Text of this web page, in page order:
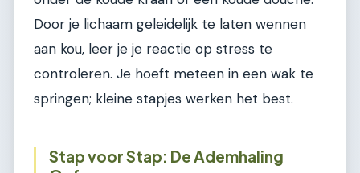
Door je lichaam geleidelijk te laten wennen
aan kou, leer je je reactie op stress te
controleren. Je hoeft meteen in een wak te
springen; kleine stapjes werken het best.
Stap voor Stap: De Ademhaling